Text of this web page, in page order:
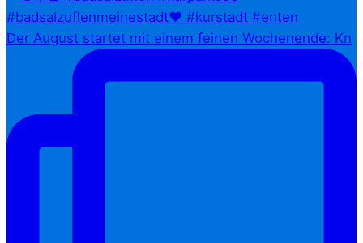
Der August startet mit einem feinen Wochenende: Kn